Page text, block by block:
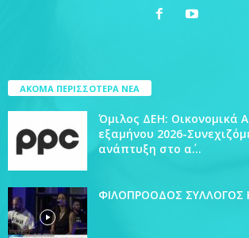
ΑΚΟΜΑ ΠΕΡΙΣΣΟΤΕΡΑ ΝΕΑ
Όμιλος ΔΕΗ: Οικονομικά
εξαμήνου 2026-
ανάπτυξη στο α΄...
ΦΙΛΟΠΡΟΟΔΟΣ ΣΥΛΛΟΓΟΣ